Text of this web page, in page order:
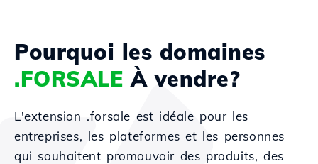
Pourquoi les domaines
.FORSALE À vendre?
L'extension .forsale est idéale pour les
entreprises, les plateformes et les personnes
qui souhaitent promouvoir des produits, des